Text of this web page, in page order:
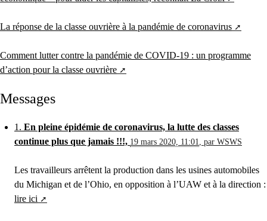
La réponse de la classe ouvrière à la pandémie de coronavirus
Comment lutter contre la pandémie de COVID-19 : un programme
d’action pour la classe ouvrière
Messages
1. En pleine épidémie de coronavirus, la lutte des classes
continue plus que jamais !!!, 19 mars 2020, 11:01 par WSWS
Les travailleurs arrêtent la production dans les usines automobiles
du Michigan et de l’Ohio, en opposition à l’UAW et à la direction :
lire ici